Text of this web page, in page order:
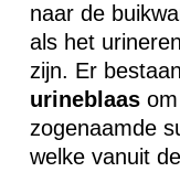
naar de
als het
zijn. Er
urineblaasom
zogenaamde
welke vanuit